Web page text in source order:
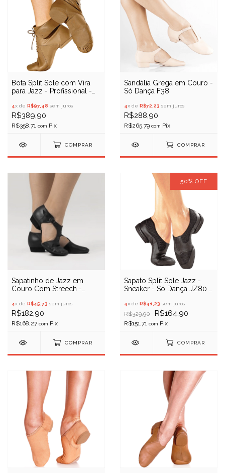
Bota Split Sole com Vira
para Jazz - Profissional -
4x de R$97,48 sem juros
R$389,90
R$358,71 com
COMPRAR
Sandália Grega em Couro -
Só Dança F38
4x de R$72,23 sem juros
R$288,90
R$265,79 com
COMPRAR
Sapatinho de Jazz em
Couro Com Streech -
4x de R$45,73 sem juros
R$182,90
R$168,27 com
COMPRAR
50% OFF
Sapato Split Sole Jazz -
Sneaker - Só Dança JZ80 -
4x de R$41,23 sem juros
R$329,90 R$164,90
R$151,71 com
COMPRAR